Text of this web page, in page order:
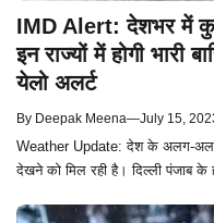
IMD Alert: देशभर में
इन राज्यों में होगी भारी
येलो अलर्ट
By Deepak Meena—July 15,
Weather Update: देश के अलग-अलग
देखने को मिल रही है। दिल्ली पंजाब के